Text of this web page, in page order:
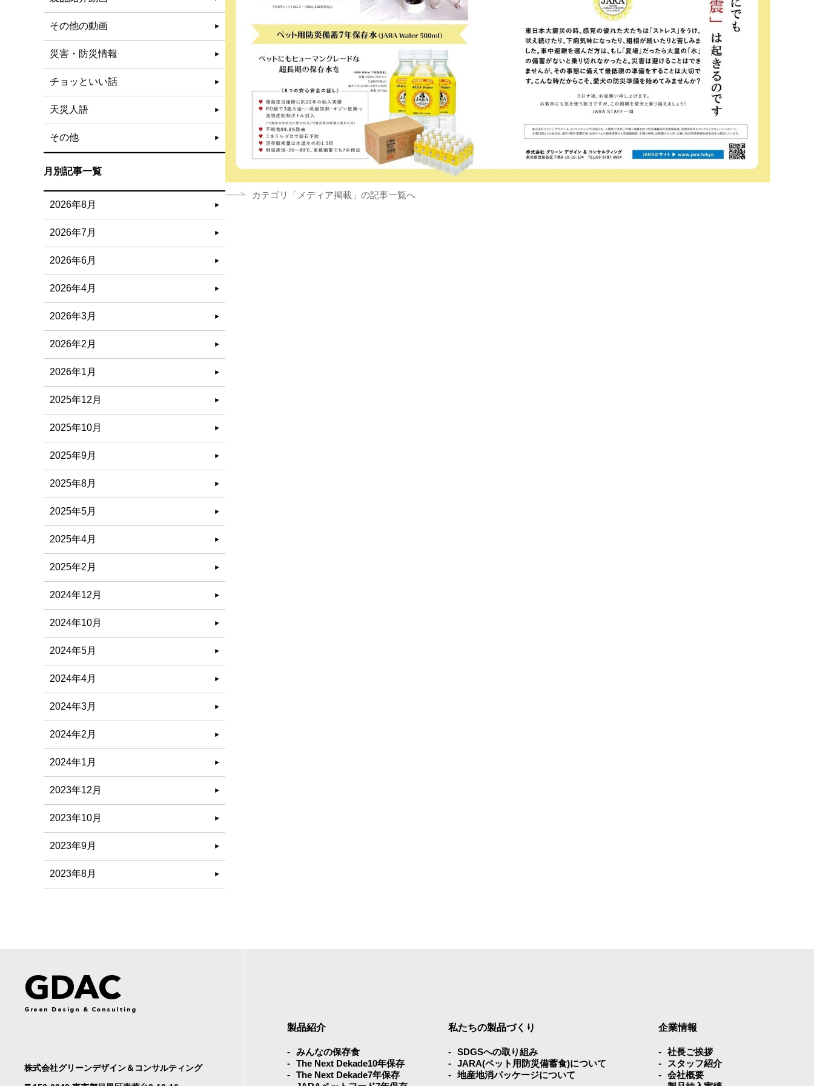
その他の動画
災害・防災情報
チョッといい話
天災人語
その他
月別記事一覧
2026年8月
2026年7月
2026年6月
2026年4月
2026年3月
2026年2月
2026年1月
2025年12月
2025年10月
2025年9月
2025年8月
2025年5月
2025年4月
2025年2月
2024年12月
2024年10月
2024年5月
2024年4月
2024年3月
2024年2月
2024年1月
2023年12月
2023年10月
2023年9月
2023年8月
カテゴリ「メディア掲載」の記事一覧へ
GDAC
Green Design & Consulting
株式会社グリーンデザイン＆コンサルティング
製品紹介
みんなの保存⾷
The Next Dekade10年保存
The Next Dekade7年保存
私たちの製品づくり
SDGSへの取り組み
JARA(ペット⽤防災備蓄⾷)について
地産地消パッケージについて
企業情報
社⻑ご挨拶
スタッフ紹介
会社概要